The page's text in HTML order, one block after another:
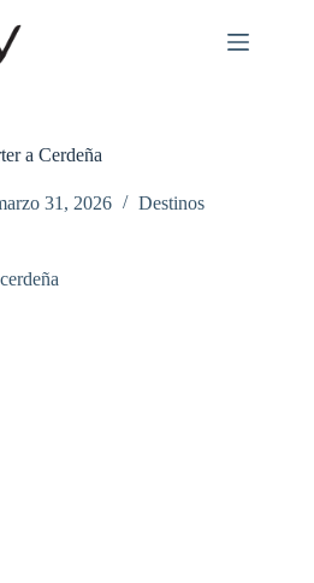
a Cerdeña
31, 2026 Destinos